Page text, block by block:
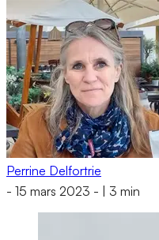
Perrine Delfortrie
- 15 mars 2023 - 3 min